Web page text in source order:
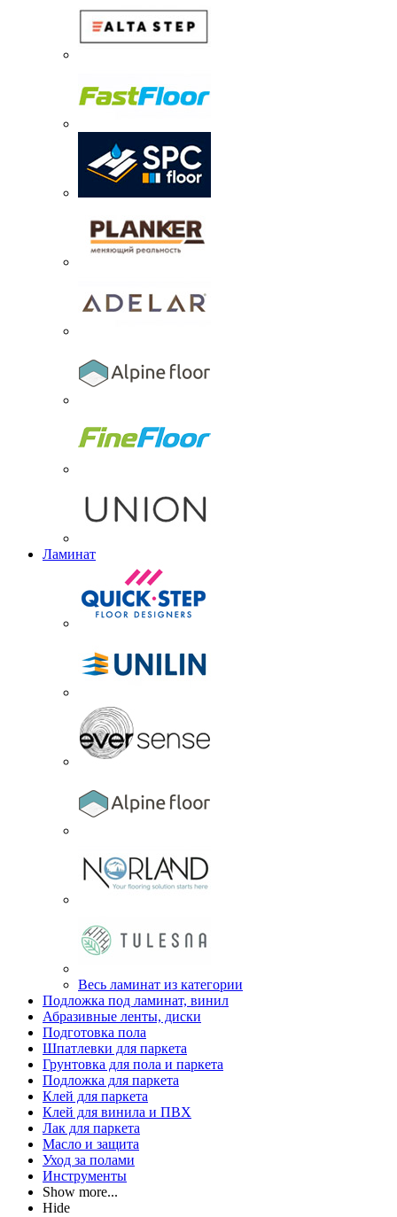
Ламинат
Весь ламинат из категории
Подложка под ламинат, винил
Абразивные ленты, диски
Подготовка пола
Шпатлевки для паркета
Грунтовка для пола и паркета
Подложка для паркета
Клей для паркета
Клей для винила и ПВХ
Лак для паркета
Масло и защита
Уход за полами
Инструменты
Show more...
Hide